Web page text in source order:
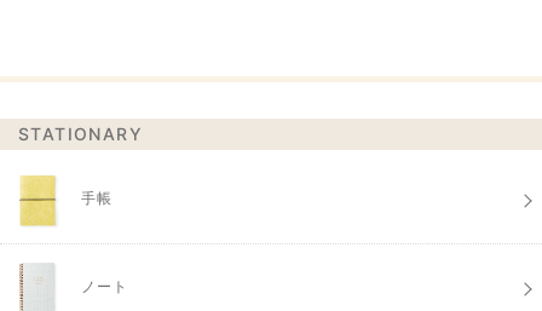
STATIONARY
手帳
ノート